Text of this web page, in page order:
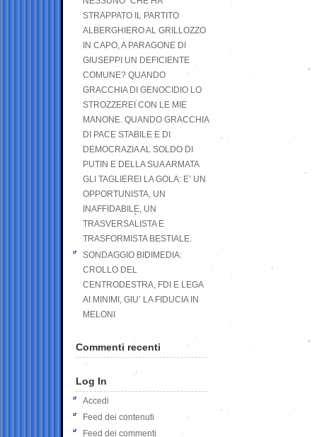
STRAPPATO IL PARTITO
ALBERGHIERO AL GRILLOZZO
IN CAPO, A PARAGONE DI
GIUSEPPI UN DEFICIENTE
COMUNE? QUANDO
GRACCHIA DI GENOCIDIO LO
STROZZEREI CON LE MIE
MANONE. QUANDO GRACCHIA
DI PACE STABILE E DI
DEMOCRAZIA AL SOLDO DI
PUTIN E DELLA SUA ARMATA
GLI TAGLIEREI LA GOLA: E’ UN
OPPORTUNISTA, UN
INAFFIDABILE, UN
TRASVERSALISTA E
TRASFORMISTA BESTIALE.
SONDAGGIO BIDIMEDIA:
CROLLO DEL
CENTRODESTRA, FDI E LEGA
AI MINIMI, GIU’ LA FIDUCIA IN
MELONI
Commenti recenti
Log In
Accedi
Feed dei contenuti
Feed dei commenti